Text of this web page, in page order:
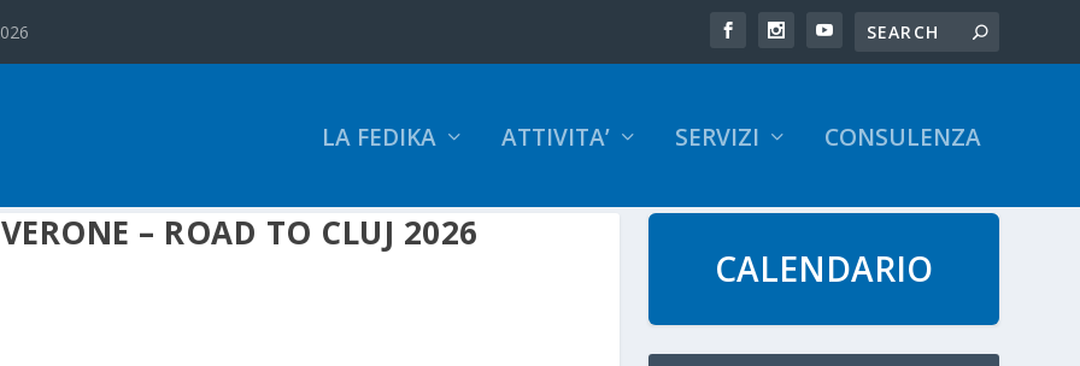
LA FEDIKA ATTIVITA’ SERVIZI CONSULENZA
– ROAD TO CLUJ 2026
CALENDARIO